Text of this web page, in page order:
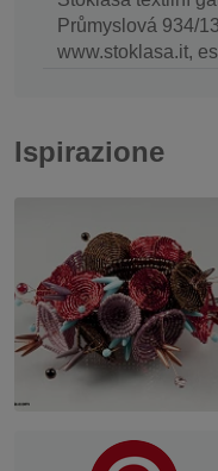
Průmyslová 934/
www.stoklasa.it,
Ispirazione